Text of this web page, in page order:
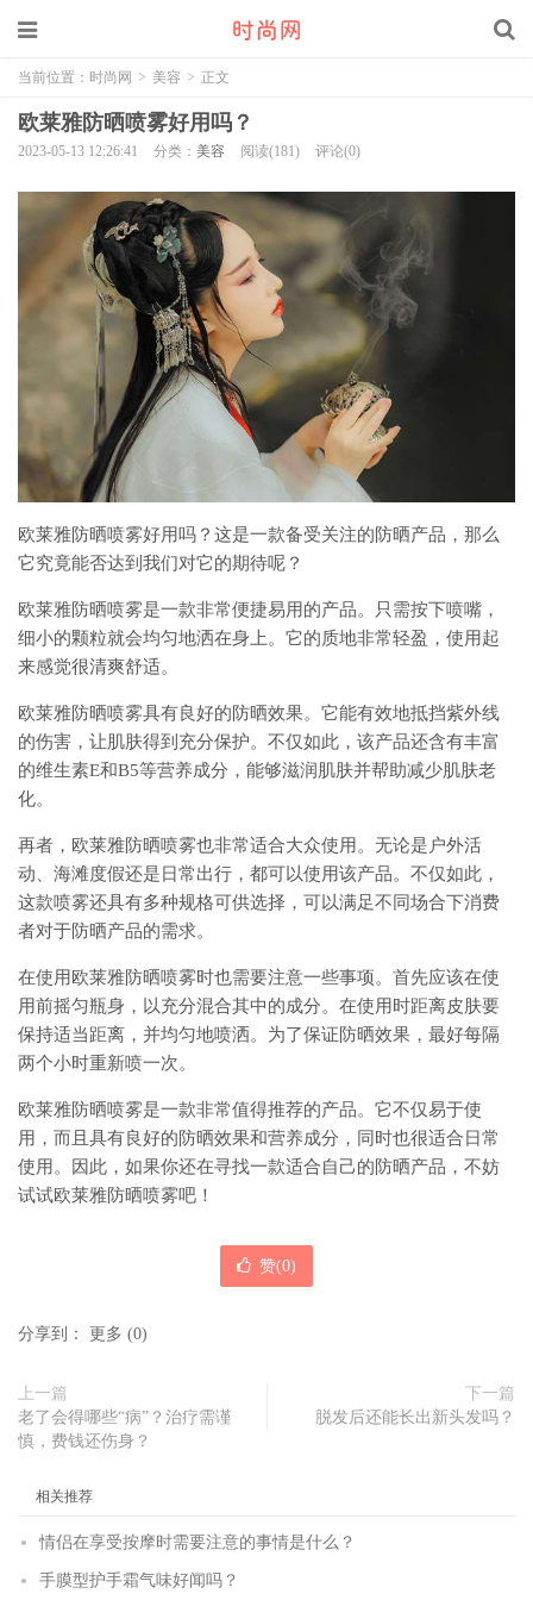
当前位置： 时尚网 > 美容 > 正文
欧莱雅防晒喷雾好用吗？
2023-05-13 12:26:41 分类： 美容 阅读(181) 评论(0)
欧莱雅防晒喷雾好用吗？这是一款备受关注的防晒产品，那么
它究竟能否达到我们对它的期待呢？
欧莱雅防晒喷雾是一款非常便捷易用的产品。只需按下喷嘴，
细小的颗粒就会均匀地洒在身上。它的质地非常轻盈，使用起
来感觉很清爽舒适。
欧莱雅防晒喷雾具有良好的防晒效果。它能有效地抵挡紫外线
的伤害，让肌肤得到充分保护。不仅如此，该产品还含有丰富
的维生素E和B5等营养成分，能够滋润肌肤并帮助减少肌肤老
化。
再者，欧莱雅防晒喷雾也非常适合大众使用。无论是户外活
动、海滩度假还是日常出行，都可以使用该产品。不仅如此，
这款喷雾还具有多种规格可供选择，可以满足不同场合下消费
者对于防晒产品的需求。
在使用欧莱雅防晒喷雾时也需要注意一些事项。首先应该在使
用前摇匀瓶身，以充分混合其中的成分。在使用时距离皮肤要
保持适当距离，并均匀地喷洒。为了保证防晒效果，最好每隔
两个小时重新喷一次。
欧莱雅防晒喷雾是一款非常值得推荐的产品。它不仅易于使
用，而且具有良好的防晒效果和营养成分，同时也很适合日常
使用。因此，如果你还在寻找一款适合自己的防晒产品，不妨
试试欧莱雅防晒喷雾吧！
赞(0)
分享到： 更多 (0)
上一篇
老了会得哪些“病”？治疗需谨
慎，费钱还伤身？
下一篇
脱发后还能长出新头发吗？
相关推荐
情侣在享受按摩时需要注意的事情是什么？
手膜型护手霜气味好闻吗？